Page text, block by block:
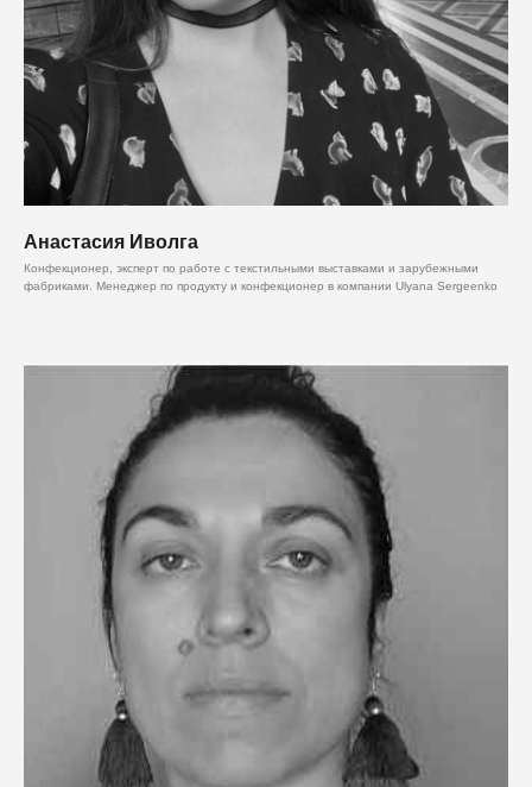
Анастасия Иволга
Конфекционер, эксперт по работе с текстильными выставками и зарубежными
фабриками. Менеджер по продукту и конфекционер в компании Ulyana Sergeenko